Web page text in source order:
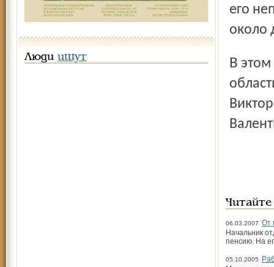
Люди ищут
его
около
В этом году лучшими сотрудниками уголовного розыска
06.03.2007 От
Начальник
пенсию. На
05.10.2005